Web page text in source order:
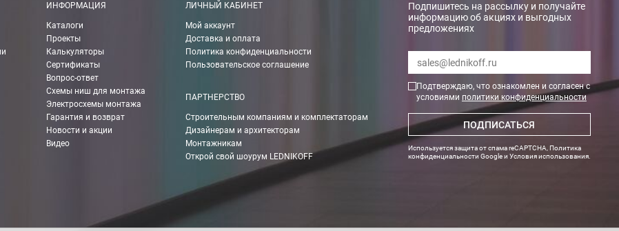
банковской картой или наличными.
для Москвы, Московской области и Санкт-Петербурга.
в любом удобном Вам банке.
для уточнения даты доставки. Обратите внимание, что деньги поступают на наш счет в течении 3-5 дней.
ИНФОРМАЦИЯ
Каталоги
Проекты
Калькуляторы
Сертификаты
Вопрос-ответ
Схемы ниш для монтажа
Электросхемы монтажа
Гарантия и возврат
Новости и акции
Видео
ЛИЧНЫЙ КАБИНЕТ
Мой аккаунт
Доставка и оплата
Политика конфиденциальности
Пользовательское соглашение
ПАРТНЕРСТВО
Строительным компаниям и комплектаторам
Дизайнерам и архитекторам
Монтажникам
Открой свой шоурум LEDNIKOFF
Подпишитесь на рассылку и получайте
информацию об акциях и выгодных
предложениях
Подтверждаю, что ознакомлен и согласен с
условиями политики конфиденциальности
ПОДПИСАТЬСЯ
Используется защита от спама reCAPTCHA, Политика
конфиденциальности Googleи Условия использования.